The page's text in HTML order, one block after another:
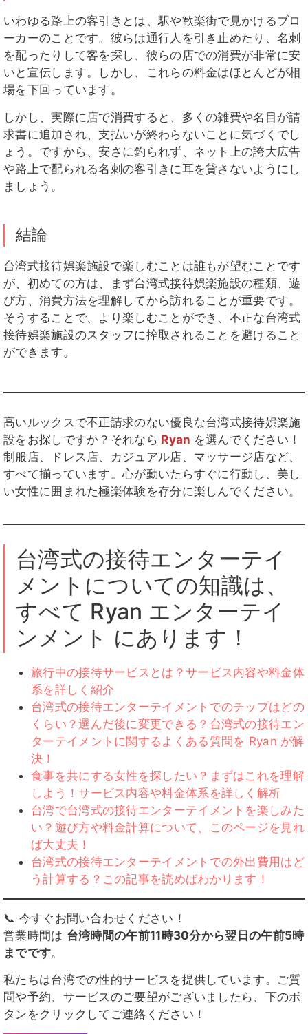
いわゆる路上の客引きとは、駅や歓楽街で見かけるブロ
ーカーのことです。彼らは通行人を引き止めたり、名刺
を配ったりして客を探し、彼らの店での消費が非常に安
いと宣伝します。しかし、これらの料金はほとんどが相
場を下回っています。
しかし、実際に店で消費すると、多くの雑費や名目が請
求書に追加され、支払いが終わらないことに気づくでし
ょう。ですから、安さに釣られず、ネット上の誇大広告
や路上で配られる名刺の客引きに耳を貸さないようにし
ましょう。
結論
台湾式接待娯楽施設で楽しむことは誰もが望むことです
が、初めての方は、まず台湾式接待娯楽施設の種類、遊
び方、消費方法を理解してから訪れることが重要です。
そうすることで、より楽しむことができ、不正な台湾式
接待娯楽施設のスタッフに搾取されることを避けること
ができます。
高いルックスで不正請求のない優良な台湾式接待娯楽施
設をお探しですか？それなら Ryan を選んでください！
制服店、ドレス店、カジュアル店、マッサージ店など、
すべて揃っています。心が動いたらすぐに行動し、美し
い女性に囲まれた極楽体験を存分に楽しんでください。
台湾式の接待エンターテイ
メントについての知識は、
すべて Ryan エンターテイ
ンメント にあります！
旅行中の接待サービスとは？サービス内容や料金体
系を詳しく紹介
台湾式の接待エンターテイメントでのチップはどの
くらい？選んだ後に変更できる？台湾式の接待エン
ターテイメントに関するよくある質問を Ryan が解
決！
食事を共にする女性を探したい？まずはこれを理解
しよう！サービス内容や料金体系を詳しく解析
台湾で台湾式の接待エンターテイメントを楽しみた
い？遊び方や料金計算について、このページを見れ
ば大丈夫！
台湾式の接待エンターテイメントでの外出費用はど
う計算する？この記事を読めばわかります！
📞 今すぐお問い合わせください！
営業時間は 台湾時間の午前11時30分から翌日の午前5時
までです。
私たちは台湾での性的サービスを提供しています。ご質
問や予約、サービスのご要望がございましたら、下のボ
タンをクリックしてご連絡ください！